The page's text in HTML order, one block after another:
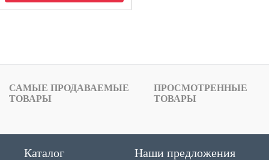
САМЫЕ ПРОДАВАЕМЫЕ
ТОВАРЫ
ПРОСМОТРЕННЫЕ
ТОВАРЫ
Каталог Наши предложения